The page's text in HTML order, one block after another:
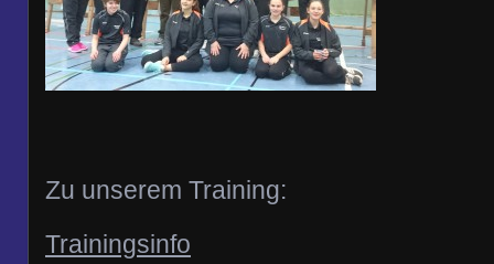
Zu unserem Training:
Trainingsinfo